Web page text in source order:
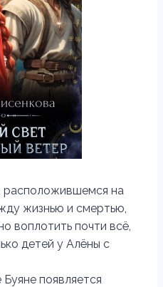
на
жизнью и смертью,
воплотить почти всё,
детей у Алёны с
появляется